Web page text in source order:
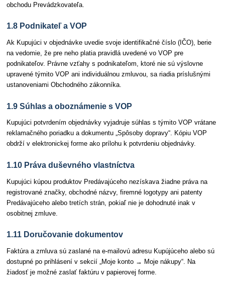
obchodu Prevádzkovateľa.
1.8 Podnikateľ a VOP
Ak Kupujúci v objednávke uvedie svoje identifikačné číslo (IČO), berie
na vedomie, že pre neho platia pravidlá uvedené vo VOP pre
podnikateľov. Právne vzťahy s podnikateľom, ktoré nie sú výslovne
upravené týmito VOP ani individuálnou zmluvou, sa riadia príslušnými
ustanoveniami Obchodného zákonníka.
1.9 Súhlas a oboznámenie s VOP
Kupujúci potvrdením objednávky vyjadruje súhlas s týmito VOP vrátane
reklamačného poriadku a dokumentu „Spôsoby dopravy“. Kópiu VOP
obdrží v elektronickej forme ako prílohu k potvrdeniu objednávky.
1.10 Práva duševného vlastníctva
Kupujúci kúpou produktov Predávajúceho nezískava žiadne práva na
registrované značky, obchodné názvy, firemné logotypy ani patenty
Predávajúceho alebo tretích strán, pokiaľ nie je dohodnuté inak v
osobitnej zmluve.
1.11 Doručovanie dokumentov
Faktúra a zmluva sú zaslané na e-mailovú adresu Kupújúceho alebo sú
dostupné po prihlásení v sekcií „Moje konto → Moje nákupy“. Na
žiadosť je možné zaslať faktúru v papierovej forme.